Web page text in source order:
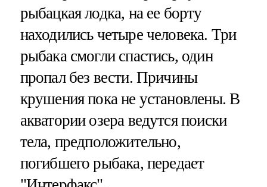
рыбацкая лодка, на ее борту
находились четыре человека. Три
рыбака смогли спастись, один
пропал без вести. Причины
крушения пока не установлены. В
акватории озера ведутся поиски
тела, предположительно,
погибшего рыбака, передает